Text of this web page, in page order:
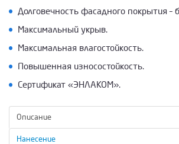
Долговечность фасадного покрытия –
Максимальный укрыв.
Максимальная влагостойкость.
Повышенная износостойкость.
Сертификат «ЭНЛАКОМ».
Описание
Нанесение